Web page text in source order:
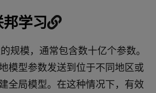
学习
规模，通常包含数十亿个参数。
模型参数发送到位于不同地区或
全局模型。在这种情况下，有效